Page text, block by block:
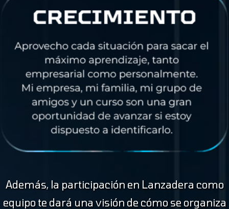
Además, la participación en Lanzadera como
equipo te dará una visión de cómo se organiza